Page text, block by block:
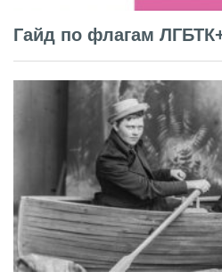
Гайд по флагам